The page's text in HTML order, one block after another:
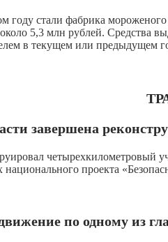
году стали фабрика
5,3 млн рублей. Средства
в текущем или предыдущем
завершена
четырехкилометровый
национального проекта
по одному из